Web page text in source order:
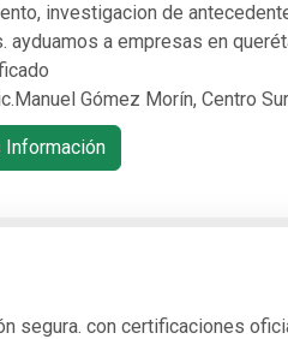
investigacion de
a empresas en
Gómez Morín, Centro
Información
segura. con certificaciones